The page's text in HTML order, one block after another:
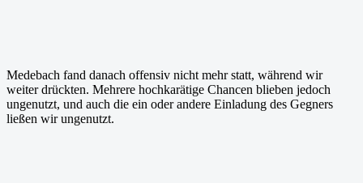
Medebach fand danach offensiv nicht mehr statt, während wir
weiter drückten. Mehrere hochkarätige Chancen blieben jedoch
ungenutzt, und auch die ein oder andere Einladung des Gegners
ließen wir ungenutzt.